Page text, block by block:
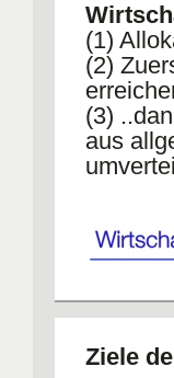
(1)
(2)
(3)
aus
Ziele